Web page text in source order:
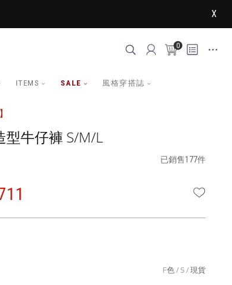
X
0
ITEMS SALE 風格穿搭誌
型牛仔褲 S/M/L
已銷售177件
F色 S 現貨